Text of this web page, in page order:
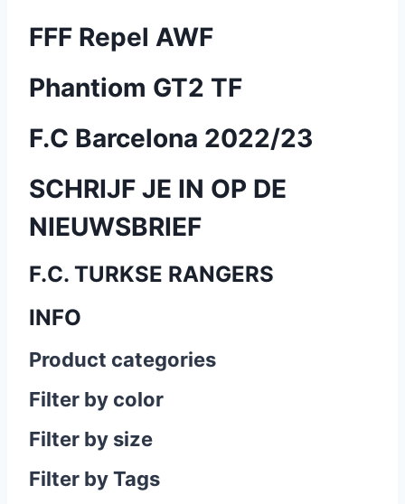
FFF Repel AWF
Phantiom GT2 TF
F.C Barcelona 2022/23
SCHRIJF JE IN OP DE
NIEUWSBRIEF
F.C. TURKSE RANGERS
INFO
Product categories
Filter by color
Filter by size
Filter by Tags